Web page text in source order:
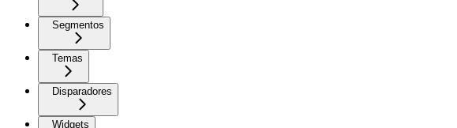
Segmentos
Temas
Disparadores
Widgets